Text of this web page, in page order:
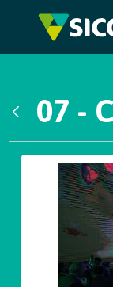
Pular para o
07 -
Galeria de Mídias